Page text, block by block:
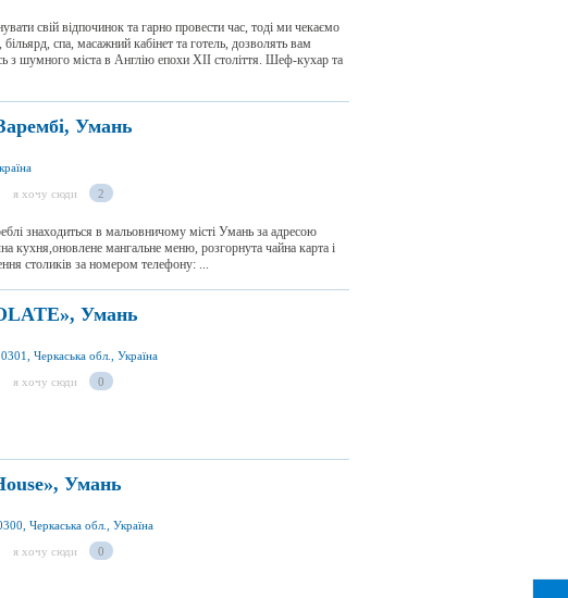
свій відпочинок та гарно провести час, тоді ми чекаємо
спа, масажний кабінет та готель, дозволять вам
з шумного міста в Англію епохи ХІІ століття. Шеф-кухар та
Умань
я хочу сюди 2
знаходиться в мальовничому місті Умань за адресою
кухня,оновлене мангальне меню, розгорнута чайна карта і
столиків за номером телефону: ...
Умань
Черкаська обл., Україна
я хочу сюди 0
Умань
Черкаська обл., Україна
я хочу сюди 0